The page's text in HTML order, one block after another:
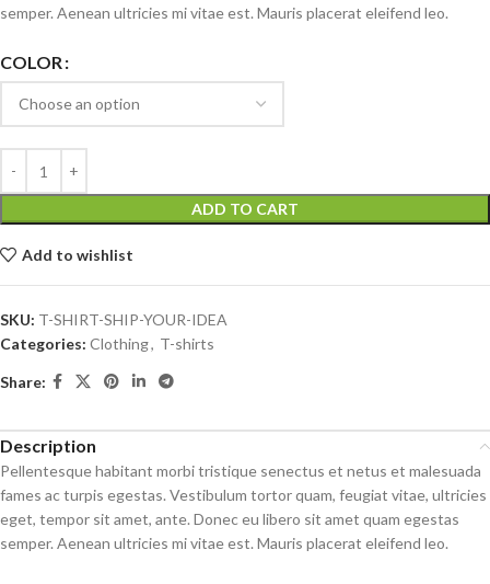
semper. Aenean ultricies mi vitae est. Mauris placerat eleifend leo.
COLOR
ADD TO CART
Add to wishlist
SKU: T-SHIRT-SHIP-YOUR-IDEA
Categories: Clothing, T-shirts
Share:
Description
Pellentesque habitant morbi tristique senectus et netus et malesuada
fames ac turpis egestas. Vestibulum tortor quam, feugiat vitae, ultricies
eget, tempor sit amet, ante. Donec eu libero sit amet quam egestas
semper. Aenean ultricies mi vitae est. Mauris placerat eleifend leo.